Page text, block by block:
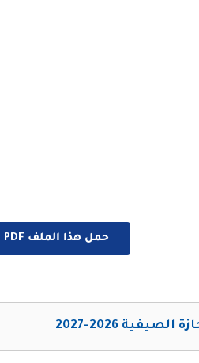
حمل هذا الملف PDF الان
2026-2027